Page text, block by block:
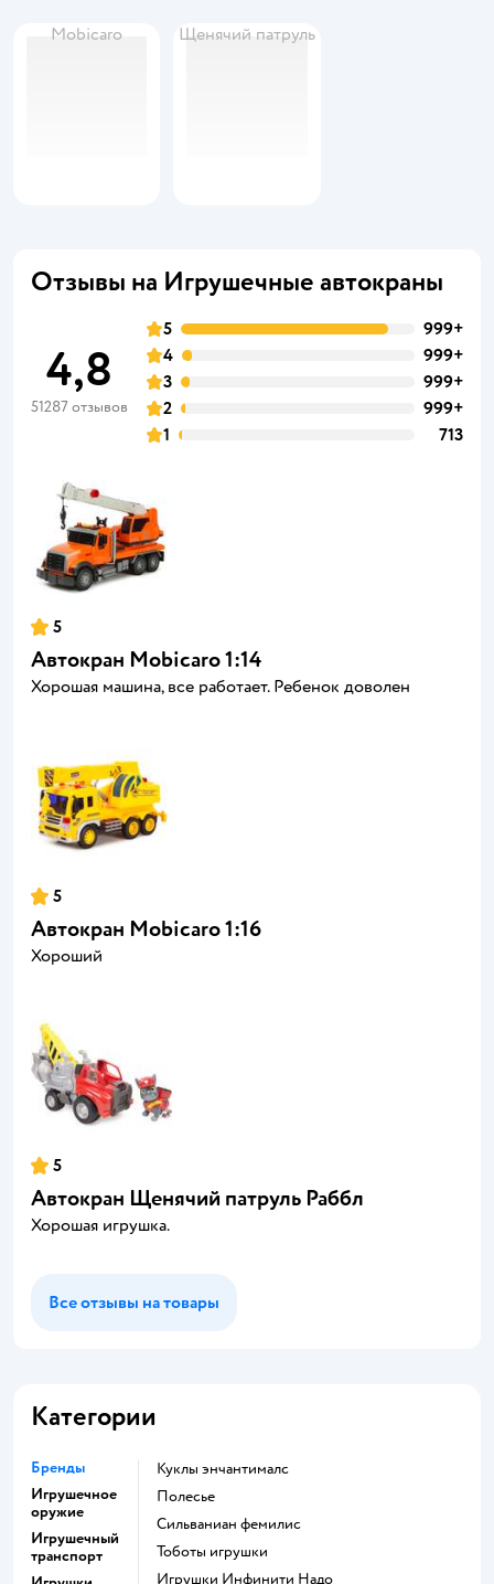
Mobicaro Щенячий патруль
Отзывы на Игрушечные автокраны
4,8
51287 отзывов
5
999+
4
999+
3
999+
2
999+
1
713
5
Автокран Mobicaro 1:14
Хорошая машина, все работает. Ребенок доволен
5
Автокран Mobicaro 1:16
Хороший
5
Автокран Щенячий патруль Раббл
Хорошая игрушка.
Все отзывы на товары
Категории
Бренды
Игрушечное
оружие
Игрушечный
транспорт
Куклы энчантималс
Полесье
Сильваниан фемилис
Тоботы игрушки
Игрушки Инфинити Надо